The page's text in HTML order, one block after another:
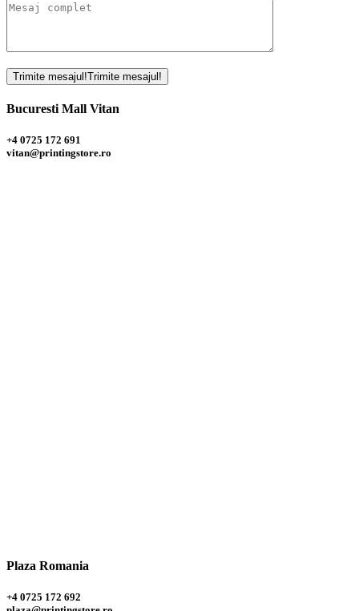
Trimite mesajul!Trimite mesajul!
Bucuresti Mall Vitan
+4 0725 172 691
vitan@printingstore.ro
Plaza Romania
+4 0725 172 692